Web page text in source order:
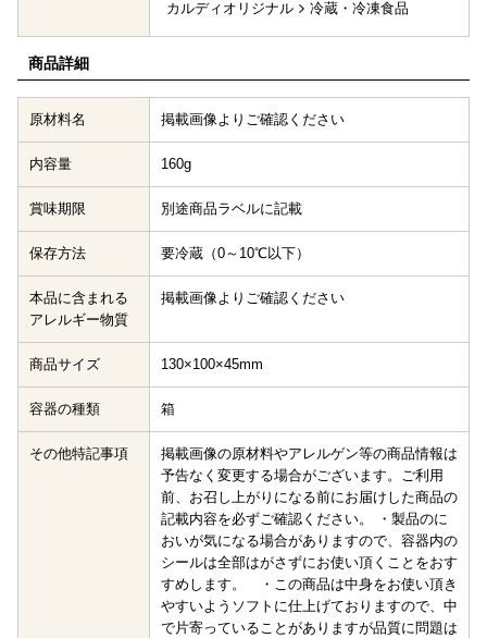
カルディオリジナル 冷蔵・冷凍食品
商品詳細
原材料名 掲載画像よりご確認ください
内容量 160g
賞味期限 別途商品ラベルに記載
保存方法 要冷蔵（0～10℃以下）
本品に含まれる
アレルギー物質
掲載画像よりご確認ください
商品サイズ 130×100×45mm
容器の種類 箱
その他特記事項
掲載画像の原材料やアレルゲン等の商品情報は
予告なく変更する場合がございます。ご利用
前、お召し上がりになる前にお届けした商品の
記載内容を必ずご確認ください。 ・製品のに
おいが気になる場合がありますので、容器内の
シールは全部はがさずにお使い頂くことをおす
すめします。 ・この商品は中身をお使い頂き
やすいようソフトに仕上げておりますので、中
で片寄っていることがありますが品質に問題は